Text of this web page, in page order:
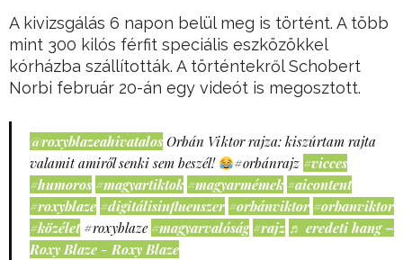
A kivizsgálás 6 napon belül meg is történt. A több
mint 300 kilós férfit speciális eszközökkel
kórházba szállították. A történtekről Schobert
Norbi február 20-án egy videót is megosztott.
@roxyblazeahivatalos Orbán Viktor rajza: kiszúrtam rajta
valamit amiről senki sem beszél!
#orbánrajz #vicces
#humoros #magyartiktok #magyarmémek #aicontent
#roxyblaze #digitálisinfluenszer #orbánviktor #orbanviktor
#közélet #roxyblaze #magyarvalóság #rajz ♬ eredeti hang –
Roxy Blaze - Roxy Blaze